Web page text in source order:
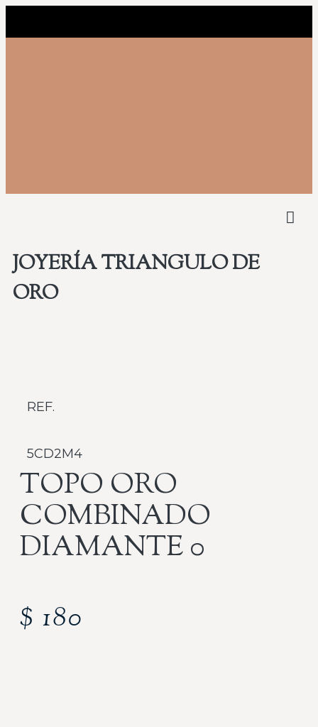
JOYERÍA TRIANGULO DE
ORO
REF.
5CD2M4
TOPO ORO
COMBINADO
DIAMANTE 0
$ 180